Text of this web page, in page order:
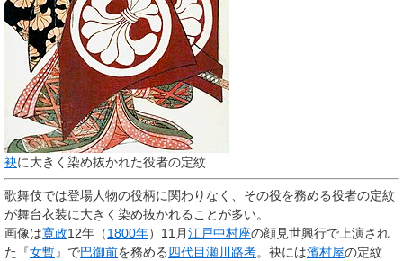
袂に大きく染め抜かれた役者の定紋
歌舞伎では登場人物の役柄に関わりなく、その役を務める役者の定紋
が舞台衣装に大きく染め抜かれることが多い。
画像は寛政12年（1800年）11月江戸中村座の顔見世興行で上演され
た『女暫』で巴御前を務める四代目瀬川路考。袂には濱村屋の定紋